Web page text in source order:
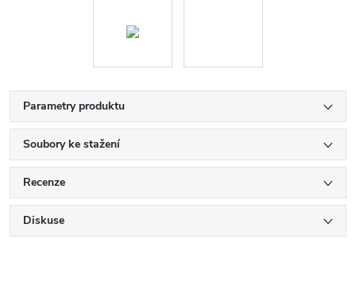
Parametry produktu
Soubory ke stažení
Recenze
Diskuse